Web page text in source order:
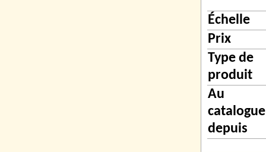
Échelle
Prix
Type de
produit
Au
catalogue
depuis